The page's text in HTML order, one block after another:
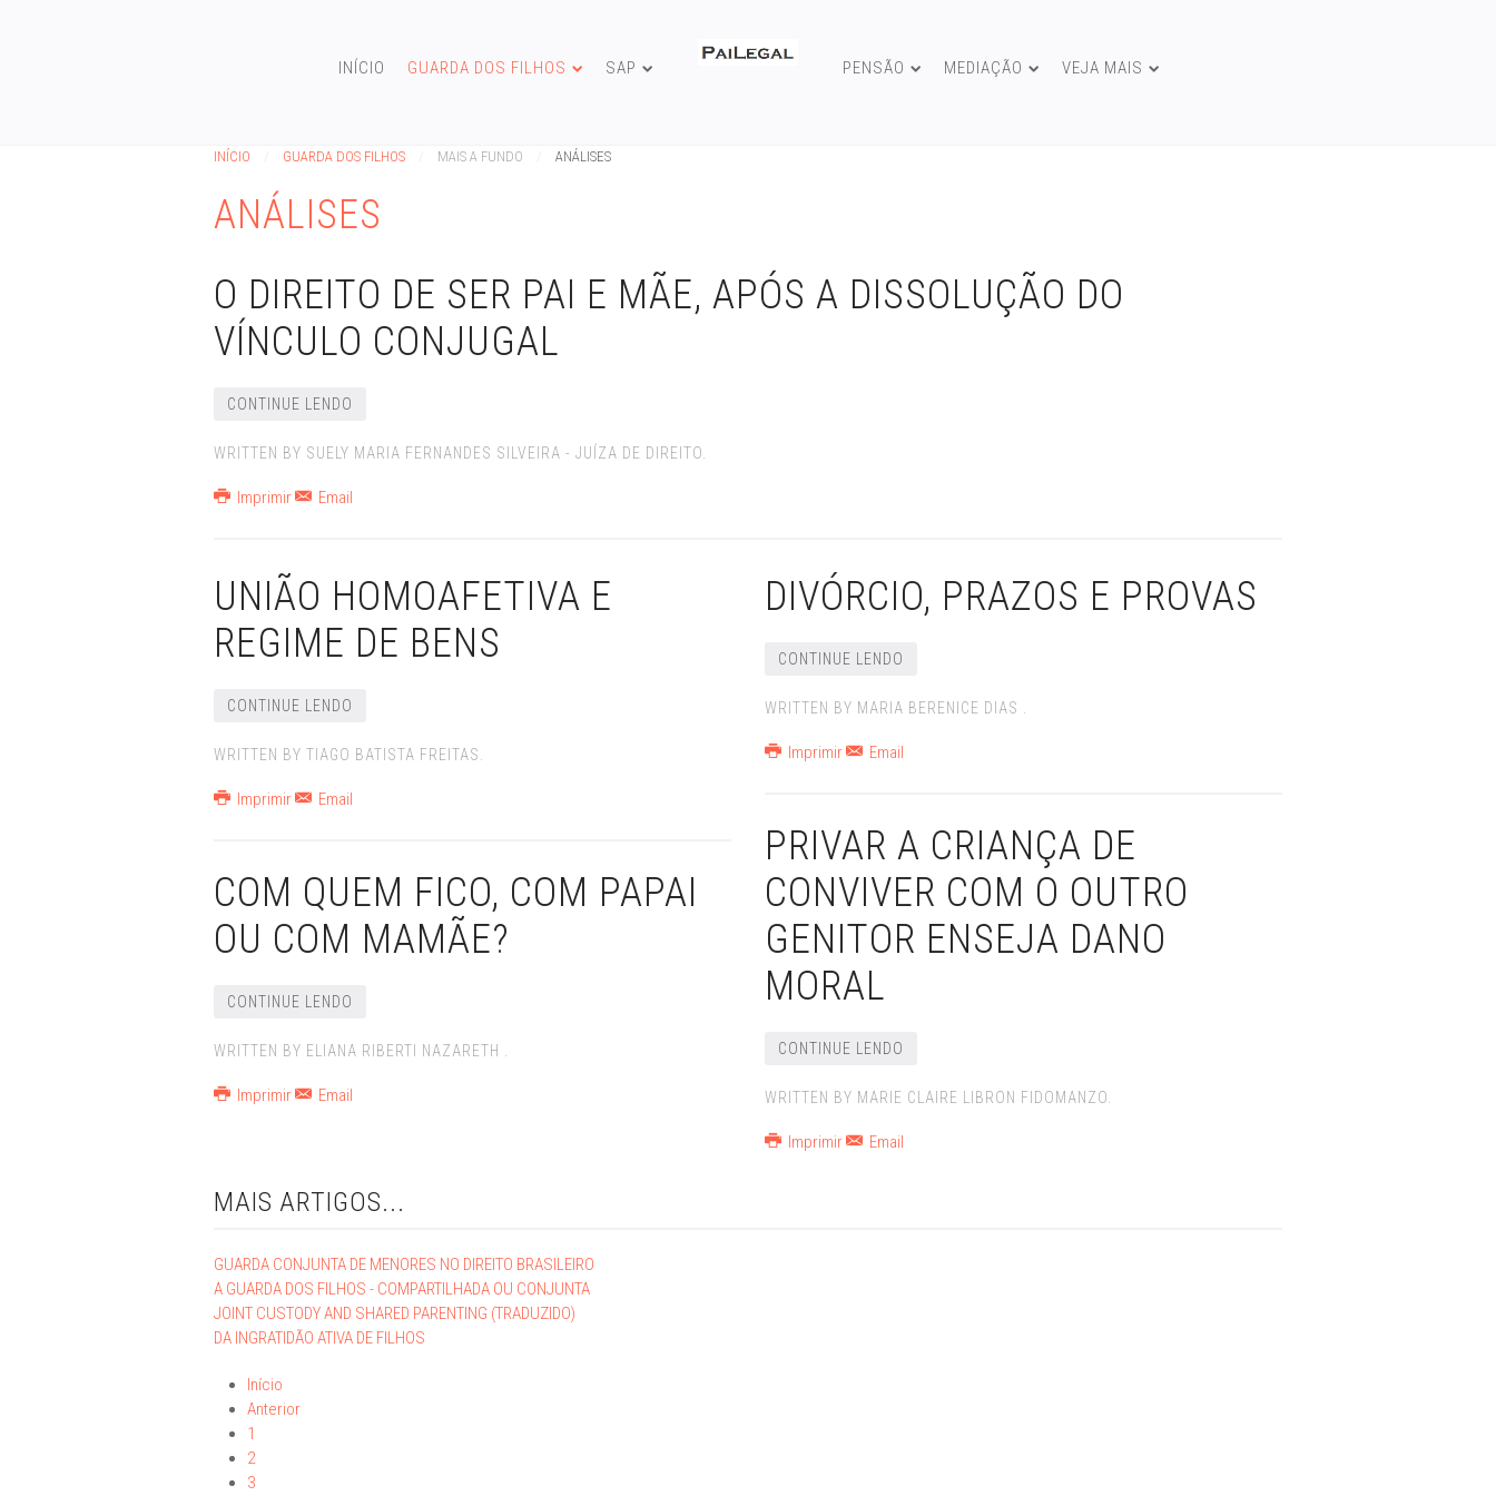
INÍCIO GUARDA DOS FILHOS SAP PENSÃO MEDIAÇÃO VEJA MAIS
INÍCIO GUARDA DOS FILHOS MAIS A FUNDO ANÁLISES
ANÁLISES
O DIREITO DE SER PAI E MÃE, APÓS A DISSOLUÇÃO DO
VÍNCULO CONJUGAL
CONTINUE LENDO
WRITTEN BY SUELY MARIA FERNANDES SILVEIRA - JUÍZA DE DIREITO.
Imprimir Email
UNIÃO HOMOAFETIVA E
REGIME DE BENS
CONTINUE LENDO
WRITTEN BY TIAGO BATISTA FREITAS.
Imprimir Email
COM QUEM FICO, COM PAPAI
OU COM MAMÃE?
CONTINUE LENDO
WRITTEN BY ELIANA RIBERTI NAZARETH .
Imprimir Email
DIVÓRCIO, PRAZOS E PROVAS
CONTINUE LENDO
WRITTEN BY MARIA BERENICE DIAS .
Imprimir Email
PRIVAR A CRIANÇA DE
CONVIVER COM O OUTRO
GENITOR ENSEJA DANO
MORAL
CONTINUE LENDO
WRITTEN BY MARIE CLAIRE LIBRON FIDOMANZO.
Imprimir Email
MAIS ARTIGOS...
GUARDA CONJUNTA DE MENORES NO DIREITO BRASILEIRO
A GUARDA DOS FILHOS - COMPARTILHADA OU CONJUNTA
JOINT CUSTODY AND SHARED PARENTING (TRADUZIDO)
DA INGRATIDÃO ATIVA DE FILHOS
Início
Anterior
1
2
3